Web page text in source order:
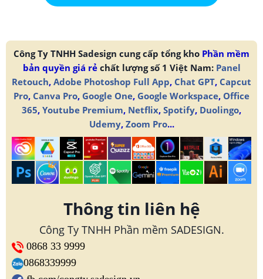
Công Ty TNHH Sadesign cung cấp tổng kho Phần mềm
bản quyền giá rẻchất lượng số 1 Việt Nam: Panel
Retouch, Adobe Photoshop Full App, Chat GPT, Capcut
Pro, Canva Pro, Google One, Google Workspace, Office
365, Youtube Premium, Netflix, Spotify, Duolingo,
Udemy, Zoom Pro...
Thông tin liên hệ
Công Ty TNHH Phần mềm SADESIGN.
0868 33 9999
0868339999